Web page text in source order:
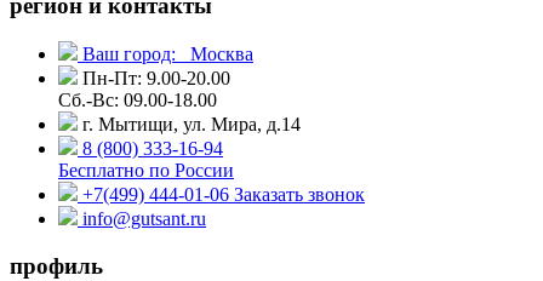
Ваш город:
Москва
Пн-Пт: 9.00-20.00
Сб.-Вс: 09.00-18.00
г. Мытищи, ул. Мира, д.14
8 (800) 333-16-94
Бесплатно по России
+7(499) 444-01-06 Заказать звонок
info@gutsant.ru
профиль